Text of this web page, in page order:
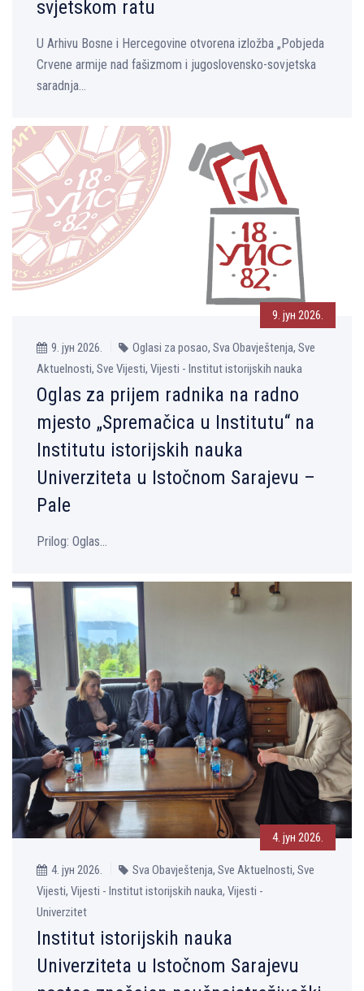
svjetskom ratu
U Arhivu Bosne i Hercegovine otvorena izložba „Pobjeda
Crvene armije nad fašizmom i jugoslovensko-sovjetska
saradnja...
9. јун 2026.
9. јун 2026.
Oglasi za posao, Sva Obavještenja, Sve
Aktuelnosti, Sve Vijesti, Vijesti - Institut istorijskih nauka
Oglas za prijem radnika na radno
mjesto „Spremačica u Institutu“ na
Institutu istorijskih nauka
Univerziteta u Istočnom Sarajevu –
Pale
Prilog: Oglas...
4. јун 2026.
4. јун 2026.
Sva Obavještenja, Sve Aktuelnosti, Sve
Vijesti, Vijesti - Institut istorijskih nauka, Vijesti -
Univerzitet
Institut istorijskih nauka
Univerziteta u Istočnom Sarajevu